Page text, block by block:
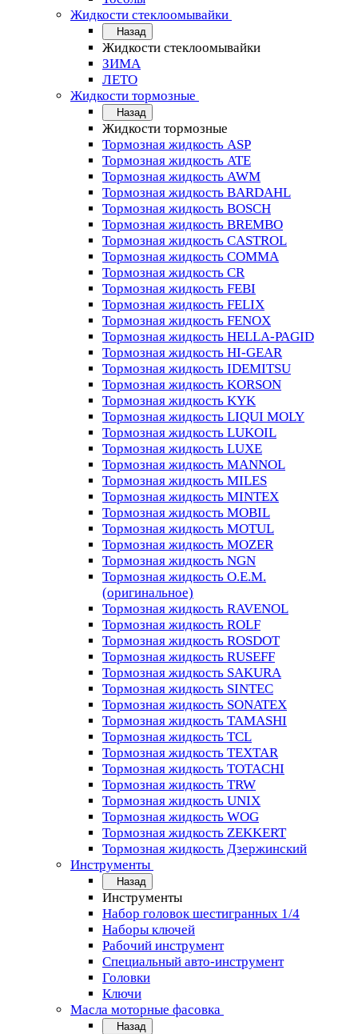
Жидкости стеклоомывайки
Назад
Жидкости стеклоомывайки
ЗИМА
ЛЕТО
Жидкости тормозные
Назад
Жидкости тормозные
Тормозная жидкость ASP
Тормозная жидкость ATE
Тормозная жидкость AWM
Тормозная жидкость BARDAHL
Тормозная жидкость BOSCH
Тормозная жидкость BREMBO
Тормозная жидкость CASTROL
Тормозная жидкость COMMA
Тормозная жидкость CR
Тормозная жидкость FEBI
Тормозная жидкость FELIX
Тормозная жидкость FENOX
Тормозная жидкость HELLA-PAGID
Тормозная жидкость HI-GEAR
Тормозная жидкость IDEMITSU
Тормозная жидкость KORSON
Тормозная жидкость KYK
Тормозная жидкость LIQUI MOLY
Тормозная жидкость LUKOIL
Тормозная жидкость LUXE
Тормозная жидкость MANNOL
Тормозная жидкость MILES
Тормозная жидкость MINTEX
Тормозная жидкость MOBIL
Тормозная жидкость MOTUL
Тормозная жидкость MOZER
Тормозная жидкость NGN
Тормозная жидкость O.E.M.
(оригинальное)
Тормозная жидкость RAVENOL
Тормозная жидкость ROLF
Тормозная жидкость ROSDOT
Тормозная жидкость RUSEFF
Тормозная жидкость SAKURA
Тормозная жидкость SINTEC
Тормозная жидкость SONATEX
Тормозная жидкость TAMASHI
Тормозная жидкость TCL
Тормозная жидкость TEXTAR
Тормозная жидкость TOTACHI
Тормозная жидкость TRW
Тормозная жидкость UNIX
Тормозная жидкость WOG
Тормозная жидкость ZEKKERT
Тормозная жидкость Дзержинский
Инструменты
Назад
Инструменты
Набор головок шестигранных 1/4
Наборы ключей
Рабочий инструмент
Специальный авто-инструмент
Головки
Ключи
Масла моторные фасовка
Назад